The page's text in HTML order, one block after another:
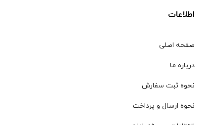
اطلاعات
صفحه اصلی
درباره ما
نحوه ثبت سفارش
نحوه ارسال و پرداخت